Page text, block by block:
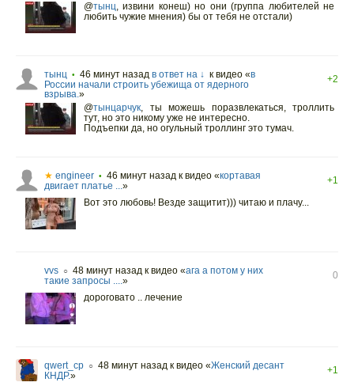
@тынц, извини конеш) но они (группа любителей не
любить чужие мнения) бы от тебя не отстали)
тынц • 46 минут назад в ответ на ↓ к видео «в
России начали строить убежища от ядерного
взрыва.»
+2
@тынцарчук, ты можешь поразвлекаться, троллить
тут, но это никому уже не интересно.
Подъепки да, но огульный троллинг это тумач.
★ engineer • 46 минут назад к видео «кортавая
двигает платье ...»
+1
Вот это любовь! Везде защитит))) читаю и плачу...
vvs ○ 48 минут назад к видео «ага а потом у них
такие запросы ....»
0
дороговато .. лечение
qwert_cp ○ 48 минут назад к видео «Женский десант
КНДР.»
+1